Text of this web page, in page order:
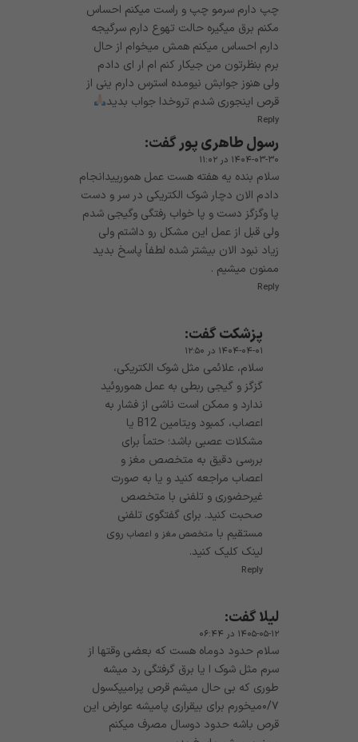
چپ دارم سرمو چپ و راست میکنم احساس
مکنم برق میگیره حالت تهوع دارم سرگیجه
دارم احساس میکنم همش میخوام از حال
برم بنظرتون من جیکار کنم ام ار ای دادم
ولی هنوز جوابش نیومده استرس دارم ینی از
قرص اینجوری شدم تروخدا جواب بدید
Reply
رسول طاهری پورگفت:
۱۴۰۴-۰۳-۳۰ در ۱۱:۰۲
سلام بنده یه هفته هست عمل همورییدانجام
دادم الان دچار شوک الکتریکی در سر و دست
پا وگزگز دست و پا خواب رفتگی وگیجی شدم
ولی قبل از عمل این مشکل رو داشتم ولی
زیاد نبود الان بیشتر شده لطفاً پاسخ بدید
ممنون میشیم .
Reply
پزشکتگفت:
۱۴۰۴-۰۴-۰۱ در ۱۲:۵۰
سلام، علائمی مثل شوک الکتریکی،
گزگز و گیجی ربطی به عمل هموروئید
ندارد و ممکن است ناشی از فشار به
اعصاب، کمبود ویتامین B12 یا
مشکلات عصبی باشد؛ حتماً برای
بررسی دقیق به متخصص مغز و
اعصاب مراجعه کنید و یا به صورت
غیرحضوری و تلفنی با متخصص
صحبت کنید. برای گفتگوی تلفنی
مستقیم با متخصص مغز و اعصاب روی
لینک کلیک کنید.
Reply
لیلاگفت:
۱۴۰۵-۰۵-۱۲ در ۰۶:۴۴
سلام حدود دوماه هست که بعضی وقتها از
سرم مثل شوک ا یا برق گرفتگی رد میشه
طوری که بی حال میشم قرص پرامیپکسول
۰/۷میخورم برای بیقراری پامیشه عوارض این
قرص باشه حدود دوسال مصرف میکنم